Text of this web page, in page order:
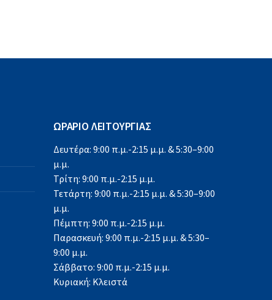
ΩΡΑΡΙΟ ΛΕΙΤΟΥΡΓΙΑΣ
Δευτέρα: 9:00 π.μ.-2:15 μ.μ. & 5:30–9:00
μ.μ.
Τρίτη: 9:00 π.μ.-2:15 μ.μ.
Τετάρτη: 9:00 π.μ.-2:15 μ.μ. & 5:30–9:00
μ.μ.
Πέμπτη: 9:00 π.μ.-2:15 μ.μ.
Παρασκευή: 9:00 π.μ.-2:15 μ.μ. & 5:30–
9:00 μ.μ.
Σάββατο: 9:00 π.μ.-2:15 μ.μ.
Κυριακή: Κλειστά